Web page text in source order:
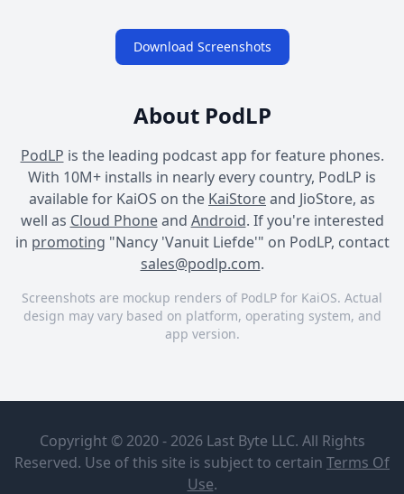
Download Screenshots
About PodLP
PodLP is the leading podcast app for feature phones.
With 10M+ installs in nearly every country, PodLP is
available for KaiOS on the KaiStoreand JioStore, as
well as Cloud Phoneand Android. If you're interested
in promoting "Nancy 'Vanuit Liefde'" on PodLP, contact
sales@podlp.com.
Screenshots are mockup renders of PodLP for KaiOS. Actual
design may vary based on platform, operating system, and
app version.
Liefde'
Nancy
in liefde..
5¼ minutes
Copyright © 2020 - 2026 Last Byte LLC. All Rights
Reserved. Use of this site is subject to certain Terms Of
Use.